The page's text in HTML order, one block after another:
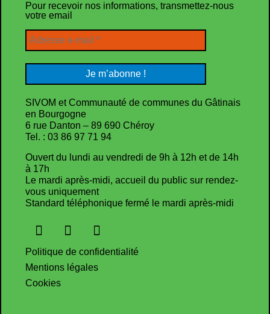
Pour recevoir nos informations, transmettez-nous
votre email
SIVOM et Communauté de communes du Gâtinais
en Bourgogne
6 rue Danton – 89 690 Chéroy
Tel. : 03 86 97 71 94
Ouvert du lundi au vendredi de 9h à 12h et de 14h
à 17h
Le mardi après-midi, accueil du public sur rendez-
vous uniquement
Standard téléphonique fermé le mardi après-midi
Politique de confidentialité
Mentions légales
Cookies